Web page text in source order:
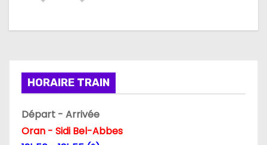
t
o
n
d
HORAIRE TRAIN
Départ - Arrivée
Oran - Sidi Bel-Abbes